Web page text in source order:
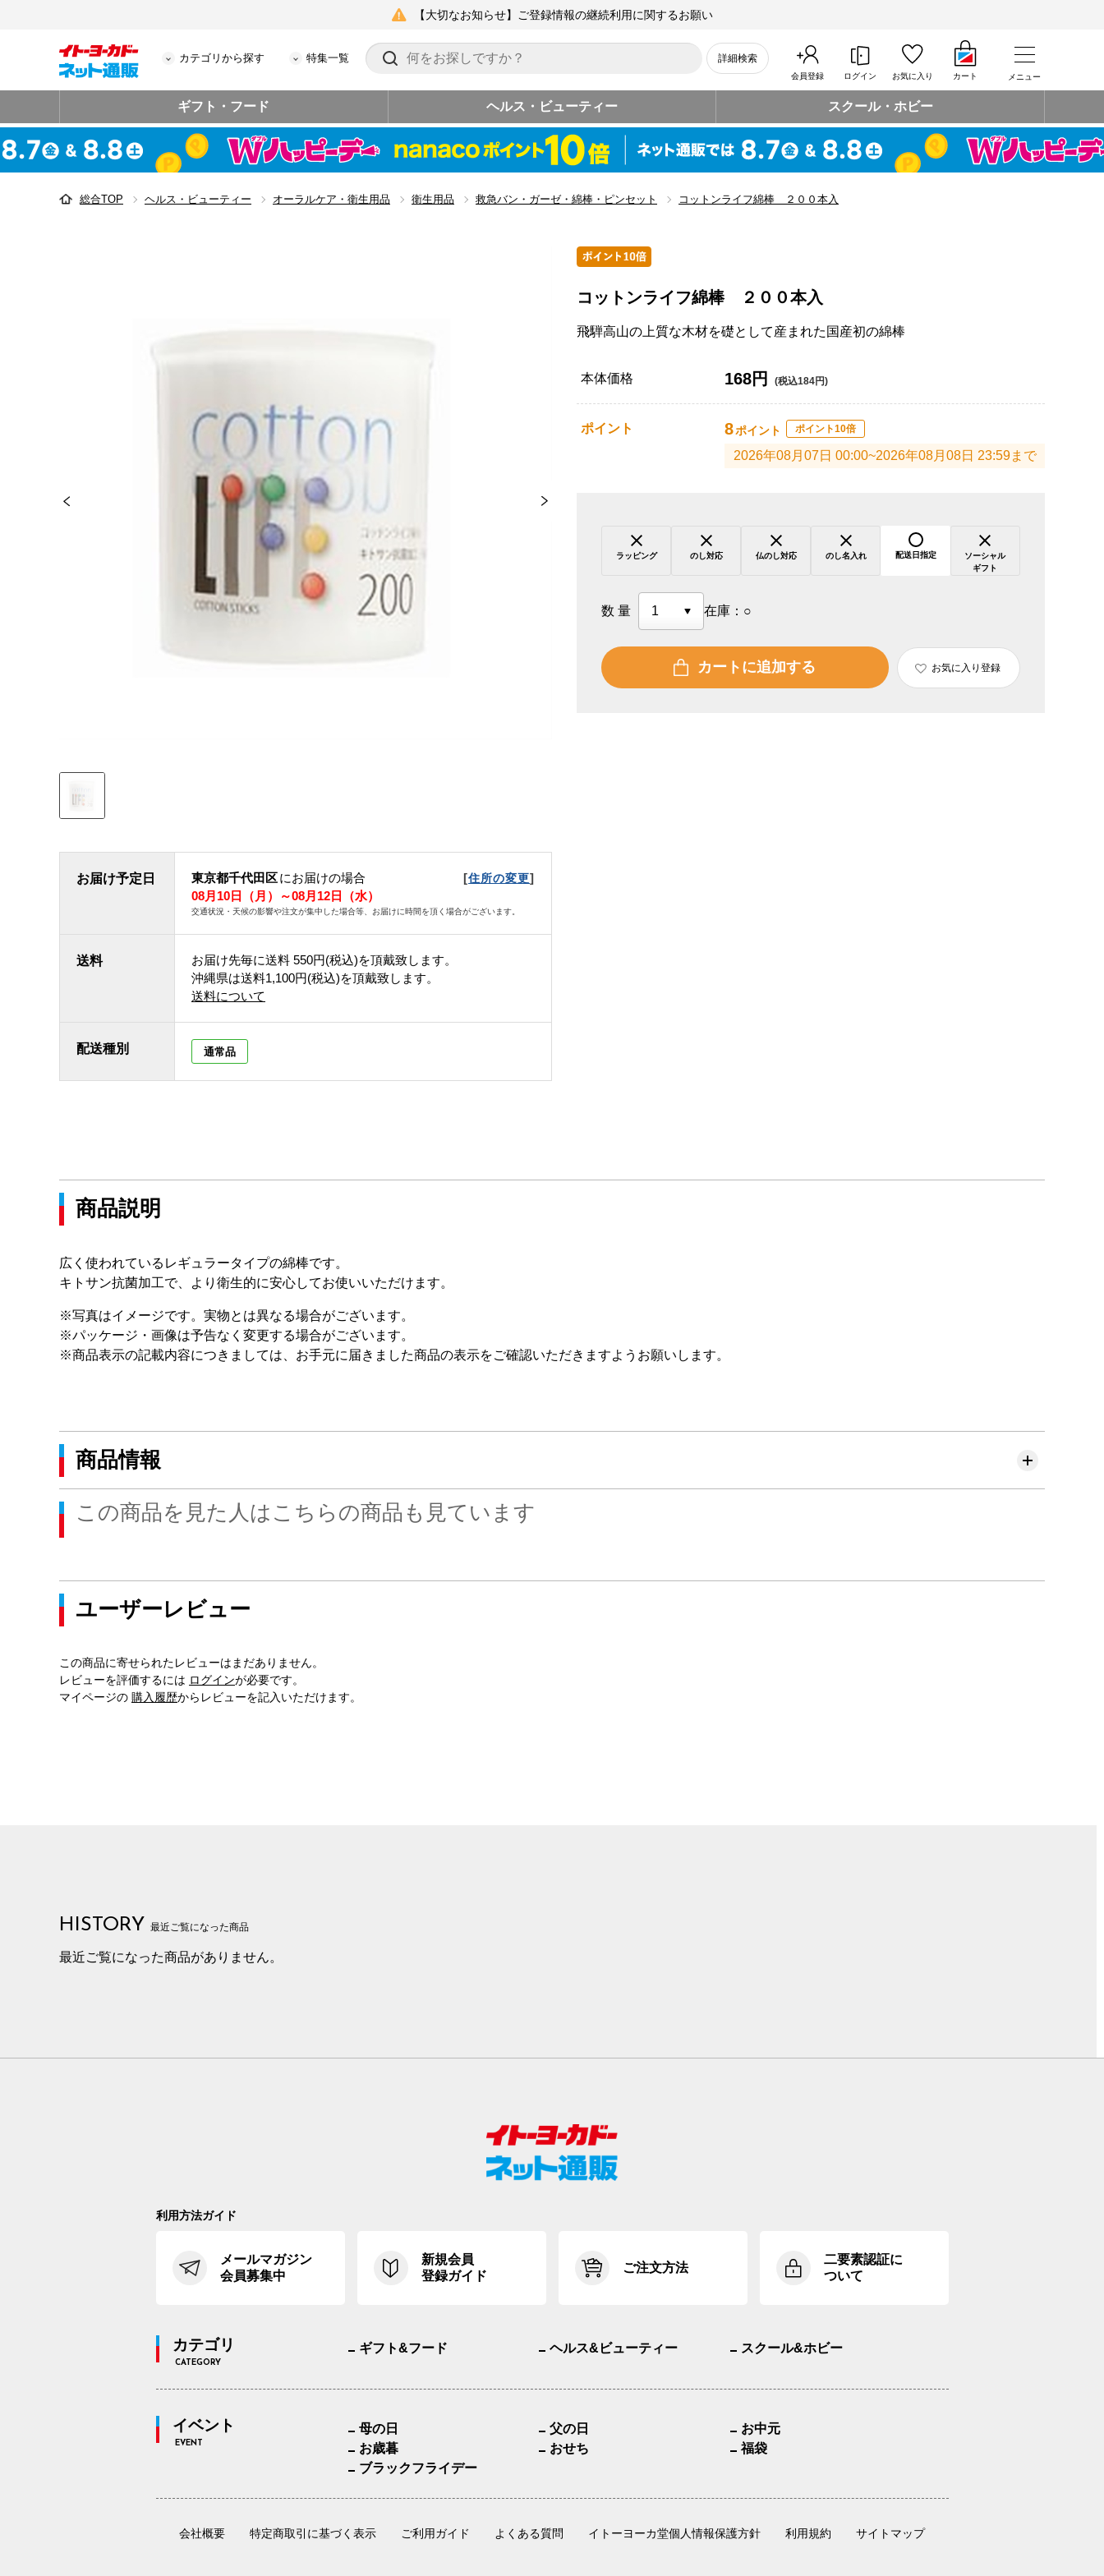
【大切なお知らせ】ご登録情報の継続利用に関するお願い
カテゴリから探す 特集一覧 詳細検索
会員登録 ログイン お気に入り カート メニュー
ギフト・フード ヘルス・ビューティー スクール・ホビー
総合TOP ヘルス・ビューティー オーラルケア・衛生用品 衛生用品 救急バン・ガーゼ・綿棒・ピンセット コットンライフ綿棒 ２００本入
お届け予定日 東京都千代田区にお届けの場合 [住所の変更]
08月10日（月）～08月12日（水）
交通状況・天候の影響や注文が集中した場合等、お届けに時間を頂く場合がございます。
送料 お届け先毎に送料 550円(税込)を頂戴致します。
沖縄県は送料1,100円(税込)を頂戴致します。
送料について
配送種別 通常品
コットンライフ綿棒 ２００本入
飛騨高山の上質な木材を礎として産まれた国産初の綿棒
本体価格 168円 (税込184円)
ポイント 8ポイント ポイント10倍
2026年08月07日 00:00~2026年08月08日 23:59まで
ラッピング のし対応 仏のし対応 のし名入れ 配送日指定
ソーシャル
ギフト
数量 在庫： ○
カートに追加する お気に入り登録
商品説明
広く使われているレギュラータイプの綿棒です。
キトサン抗菌加工で、より衛生的に安心してお使いいただけます。
※写真はイメージです。実物とは異なる場合がございます。
※パッケージ・画像は予告なく変更する場合がございます。
※商品表示の記載内容につきましては、お手元に届きました商品の表示をご確認いただきますようお願いします。
商品情報
この商品を見た人はこちらの商品も見ています
ユーザーレビュー
この商品に寄せられたレビューはまだありません。
レビューを評価するには ログインが必要です。
マイページの 購入履歴からレビューを記入いただけます。
HISTORY 最近ご覧になった商品
最近ご覧になった商品がありません。
利用方法ガイド
メールマガジン
会員募集中
新規会員
登録ガイド
ご注文方法
二要素認証に
ついて
カテゴリ
CATEGORY
ギフト&フード ヘルス&ビューティー スクール&ホビー
イベント
EVENT
母の日 父の日
お中元
お歳暮
おせち
福袋
ブラックフライデー
会社概要 特定商取引に基づく表示 ご利用ガイド よくある質問 イトーヨーカ堂個人情報保護方針 利用規約 サイトマップ